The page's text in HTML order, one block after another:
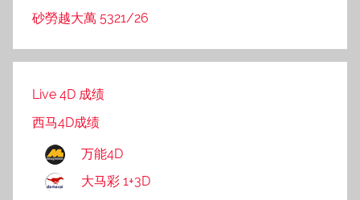
砂勞越大萬 5321/26
Live 4D 成绩
西马4D成绩
万能4D
大马彩 1+3D